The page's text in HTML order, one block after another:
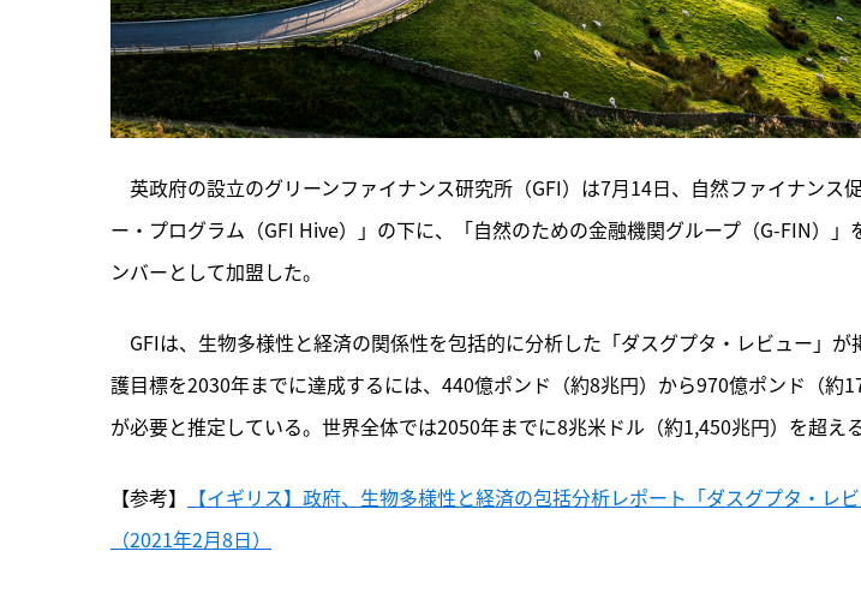
英政府の設立のグリーンファイナンス研究所（GFI）は7月14日、自然ファイナンス
ー・プログラム（GFI Hive）」の下に、「自然のための金融機関グループ（G-FIN）」
ンバーとして加盟した。
GFIは、 生物多様性と経済の関係性を包括的に分析した「ダスグプタ・レビュー」
護目標を2030年までに達成するには、440億ポンド（約8兆円）から970億ポンド（約
が必要と推定している。世界全体では2050年までに8兆米ドル（約1,450兆円）を超える
【参考】
【イギリス】政府、生物多様性と経済の包括分析レポート「ダスグプタ・レ
（2021年2月8日）